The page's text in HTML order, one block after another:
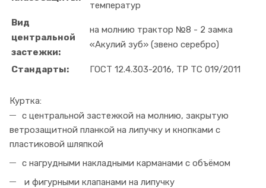
температур
Вид
центральной
застежки:
на молнию трактор №8 - 2 замка
«Акулий зуб» (звено серебро)
Стандарты: ГОСТ 12.4.303-2016, ТР ТС 019/2011
Куртка:
с центральной застежкой на молнию, закрытую
ветрозащитной планкой на липучку и кнопками с
пластиковой шляпкой
с нагрудными накладными карманами с объёмом
и фигурными клапанами на липучку